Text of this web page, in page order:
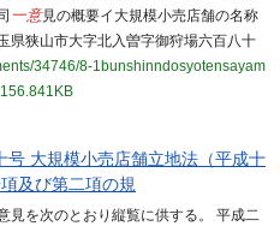
一意見の概要イ大規模小売店舗の名称
県狭山市大字北入曽字御狩場六百八十
34746/8-1bunshinndosyotensayam
号 大規模小売店舗立地法（平成十
及び第二項の規
見を次のとおり縦覧に供する。 平成二